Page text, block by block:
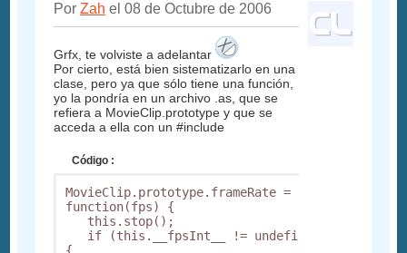
PorZah el 08 de Octubre de 2006
Grfx, te volviste a adelantar
Por cierto, está bien sistematizarlo en una
clase, pero ya que sólo tiene una función,
yo la pondría en un archivo .as, que se
refiera a MovieClip.prototype y que se
acceda a ella con un #include
Código :
MovieClip.prototype.frameRate =
function(fps) {
this.stop();
if (this.__fpsInt__ != undefined)